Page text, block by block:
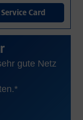
Service Card
gute Netz